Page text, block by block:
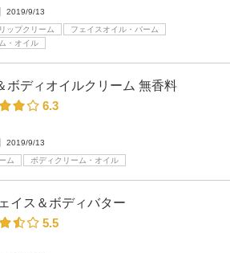
2019/9/13
ップクリーム
フェイスオイル・バーム
・オイル
ボディオイルクリーム 無香料
6.3
2019/9/13
ム
ボディクリーム・オイル
イス＆ボディバター
5.5